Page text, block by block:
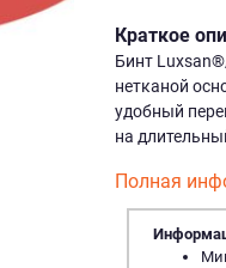
Краткое
Бинт
нетканой
удобный
на
Полная